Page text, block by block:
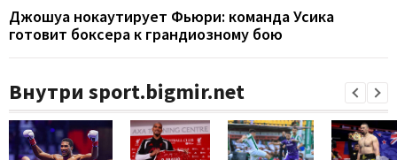
Джошуа нокаутирует Фьюри: команда Усика
готовит боксера к грандиозному бою
Внутри sport.bigmir.net